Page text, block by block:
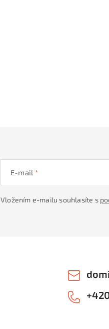
E-mail
Vložením e-mailu souhlasíte s